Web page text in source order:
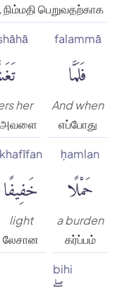
பெறுவதற்காக
falammā
فَلَمَّا
And when
எப்போது
her
அவளை
ḥamlan
حَمْلًا
a burden
கர்ப்பம்
khafīfan
خَفِيفًا
light
லேசான
bihi